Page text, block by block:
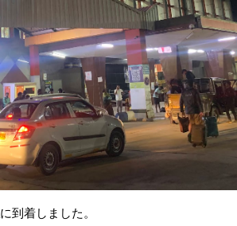
に到着しました。